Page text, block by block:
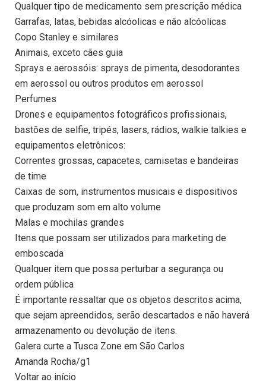
Qualquer tipo de medicamento sem prescrição médica
Garrafas, latas, bebidas alcóolicas e não alcóolicas
Copo Stanley e similares
Animais, exceto cães guia
Sprays e aerossóis: sprays de pimenta, desodorantes
em aerossol ou outros produtos em aerossol
Perfumes
Drones e equipamentos fotográficos profissionais,
bastões de selfie, tripés, lasers, rádios, walkie talkies e
equipamentos eletrônicos:
Correntes grossas, capacetes, camisetas e bandeiras
de time
Caixas de som, instrumentos musicais e dispositivos
que produzam som em alto volume
Malas e mochilas grandes
Itens que possam ser utilizados para marketing de
emboscada
Qualquer item que possa perturbar a segurança ou
ordem pública
É importante ressaltar que os objetos descritos acima,
que sejam apreendidos, serão descartados e não haverá
armazenamento ou devolução de itens.
Galera curte a Tusca Zone em São Carlos
Amanda Rocha/g1
Voltar ao início